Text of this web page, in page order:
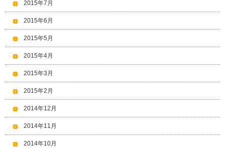
2015年7月
2015年6月
2015年5月
2015年4月
2015年3月
2015年2月
2014年12月
2014年11月
2014年10月